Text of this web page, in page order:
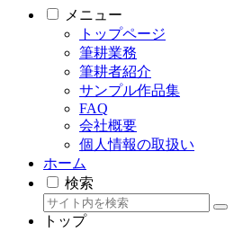
メニュー
トップページ
筆耕業務
筆耕者紹介
サンプル作品集
FAQ
会社概要
個人情報の取扱い
ホーム
検索
トップ